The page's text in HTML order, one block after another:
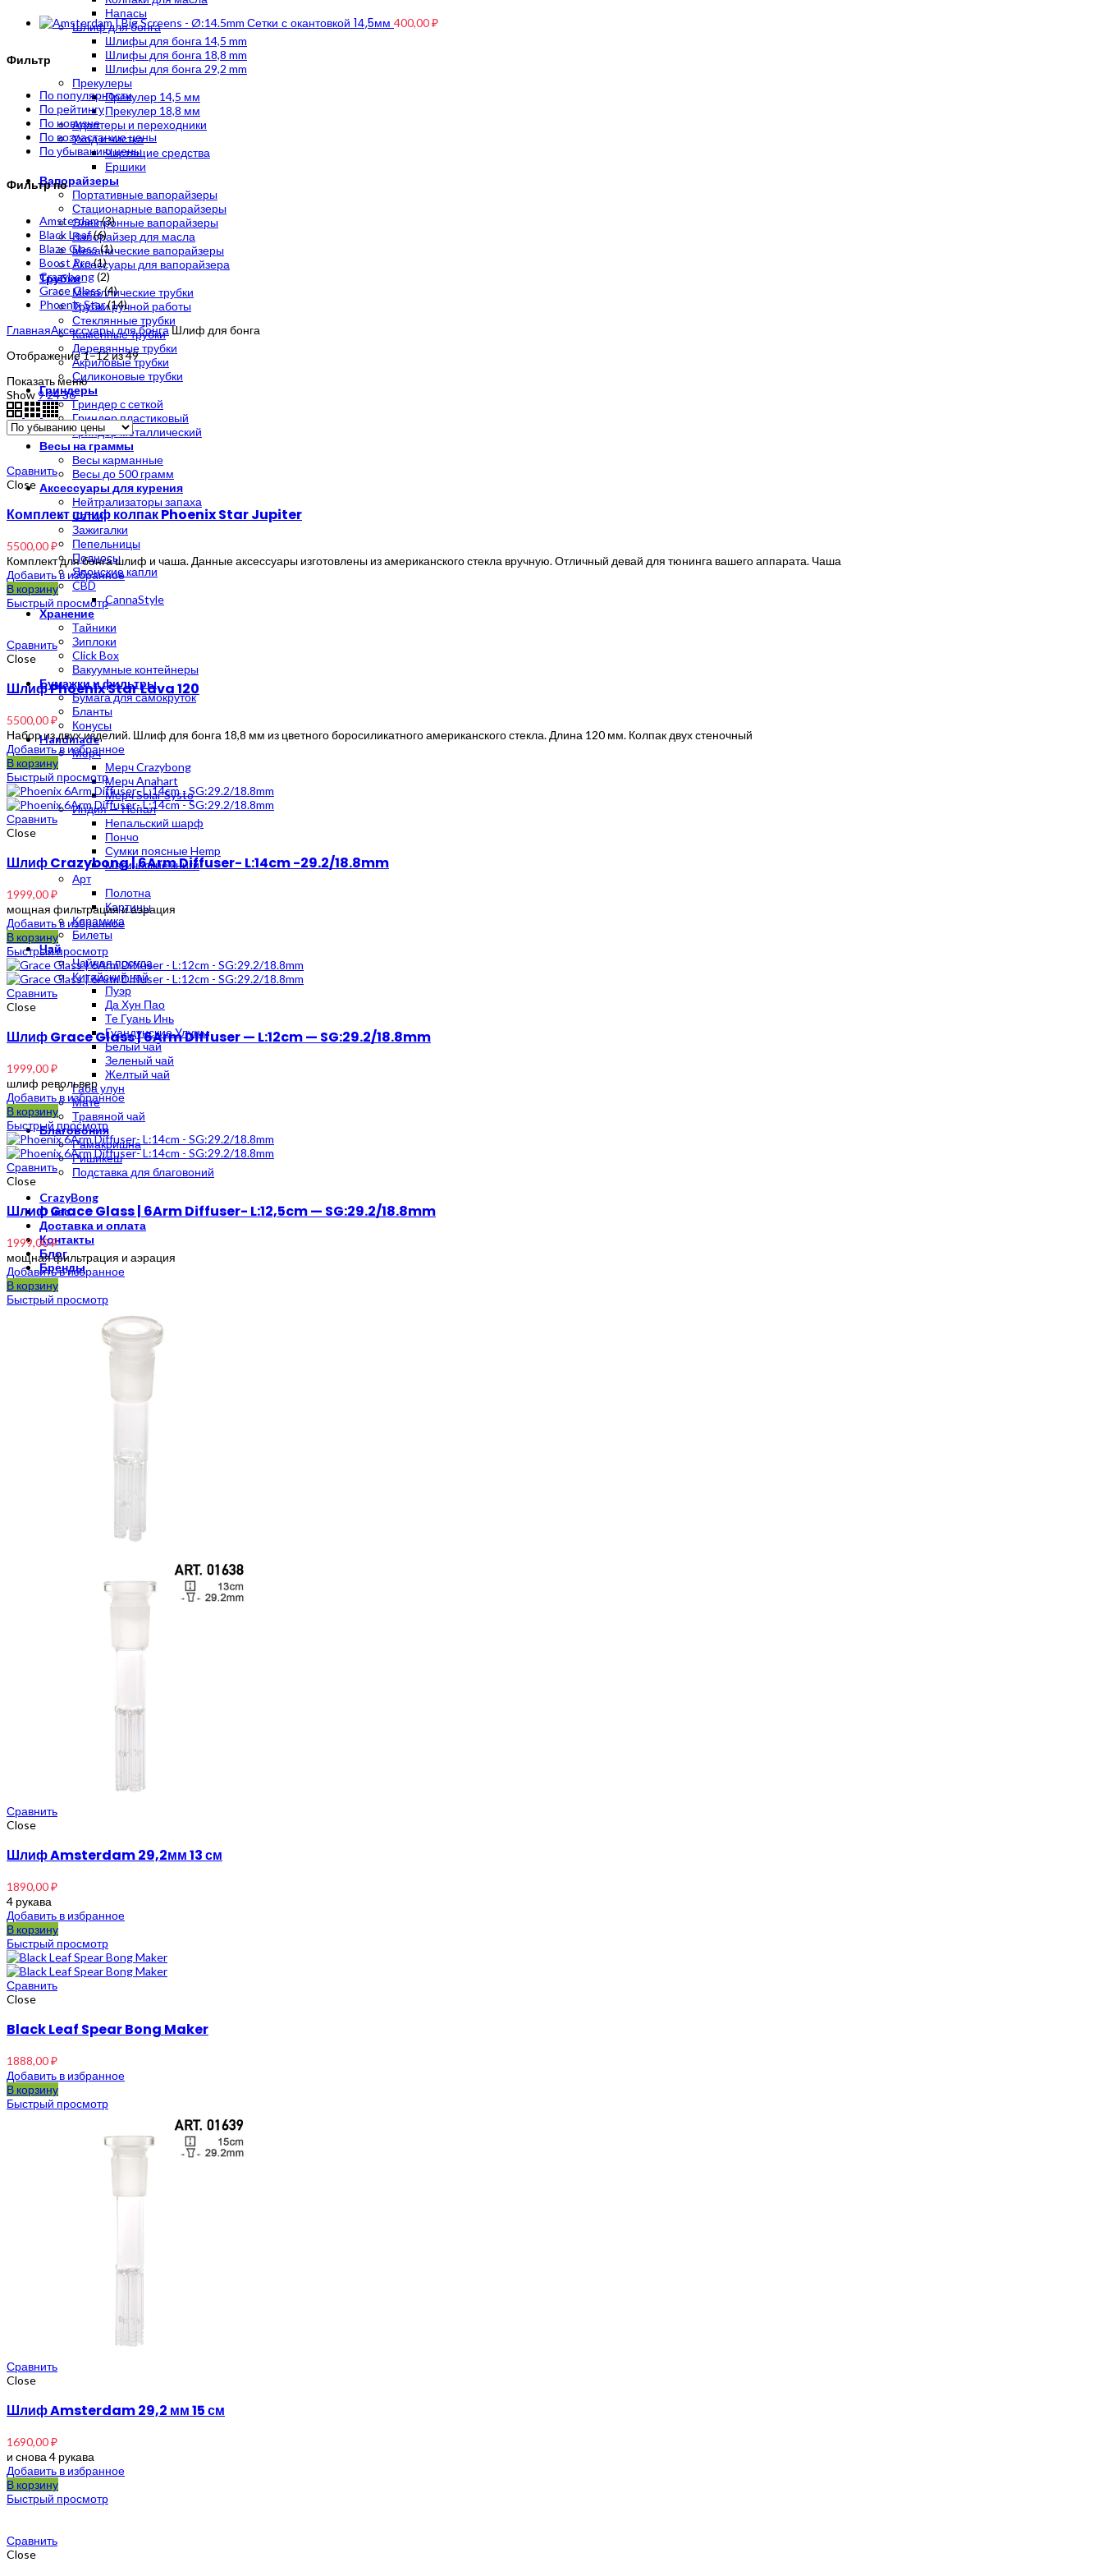
Напасы
Шлиф для бонга
Шлифы для бонга 14,5 mm
Шлифы для бонга 18,8 mm
Шлифы для бонга 29,2 mm
Прекулеры
Прекулер 14,5 мм
Прекулер 18,8 мм
Адаптеры и переходники
Уход и чистка
Чистящие средства
Ершики
Вапорайзеры
Портативные вапорайзеры
Стационарные вапорайзеры
Электронные вапорайзеры
Вапорайзер для масла
Механические вапорайзеры
Аксессуары для вапорайзера
Трубки
Металлические трубки
Трубки ручной работы
Стеклянные трубки
Каменные трубки
Деревянные трубки
Акриловые трубки
Силиконовые трубки
Гриндеры
Гриндер с сеткой
Гриндер пластиковый
Гриндер металлический
Весы на граммы
Весы карманные
Весы до 500 грамм
Аксессуары для курения
Нейтрализаторы запаха
Сетки
Зажигалки
Пепельницы
Подносы
Японские капли
CBD
CannaStyle
Хранение
Тайники
Зиплоки
Click Box
Вакуумные контейнеры
Бумажки и фильтры
Бумага для самокруток
Бланты
Конусы
Handmade
Мерч
Мерч Crazybong
Мерч Anahart
Мерч Solar Systo
Индия — Непал
Непальский шарф
Пончо
Сумки поясные Hemp
Магические книги
Арт
Полотна
Картины
Керамика
Билеты
Чай
Чайная посуда
Китайский чай
Пуэр
Да Хун Пао
Те Гуань Инь
Гуандунские Улуны
Белый чай
Зеленый чай
Желтый чай
Габа улун
Мате
Травяной чай
Благовония
Рамакришна
Ришикеш
Подставка для благовоний
CrazyBong
О нас
Доставка и оплата
Контакты
Блог
Бренды
Сетки с окантовкой 14,5мм 400,00₽
Фильтр
По популярности
По рейтингу
По новизне
По возрастанию цены
По убыванию цены
Фильтр по
Amsterdam(3)
Black Leaf(6)
Blaze Glass(1)
Boost Pro(1)
Crazybong(2)
Grace Glass(4)
Phoenix Star(14)
ГлавнаяАксессуары для бонгаШлиф для бонга
Отображение 1–12 из 49Цены:
по
убыванию
Показать меню
Show92436
Сравнить
Close
Комплект шлиф колпак Phoenix Star Jupiter
5500,00₽
Комплект для бонга шлиф и чаша. Данные аксессуары изготовлены из американского стекла вручную. Отличный девай для тюнинга вашего аппарата. Чаша
Добавить в избранное
В корзину
Быстрый просмотр
Сравнить
Close
Шлиф Phoenix Star Lava 120
5500,00₽
Набор из двух изделий. Шлиф для бонга 18,8 мм из цветного боросиликатного американского стекла. Длина 120 мм. Колпак двух стеночный
Добавить в избранное
В корзину
Быстрый просмотр
Сравнить
Close
Шлиф Crazybong | 6Arm Diffuser- L:14cm -29.2/18.8mm
1999,00₽
мощная фильтрация и аэрация
Добавить в избранное
В корзину
Быстрый просмотр
Сравнить
Close
Шлиф Grace Glass | 6Arm Diffuser — L:12cm — SG:29.2/18.8mm
1999,00₽
шлиф револьвер
Добавить в избранное
В корзину
Быстрый просмотр
Сравнить
Close
Шлиф Grace Glass | 6Arm Diffuser- L:12,5cm — SG:29.2/18.8mm
1999,00₽
мощная фильтрация и аэрация
Добавить в избранное
В корзину
Быстрый просмотр
Сравнить
Close
Шлиф Amsterdam 29,2мм 13 см
1890,00₽
4 рукава
Добавить в избранное
В корзину
Быстрый просмотр
Сравнить
Close
Black Leaf Spear Bong Maker
1888,00₽
Добавить в избранное
В корзину
Быстрый просмотр
Сравнить
Close
Шлиф Amsterdam 29,2 мм 15 см
1690,00₽
и снова 4 рукава
Добавить в избранное
В корзину
Быстрый просмотр
Сравнить
Close